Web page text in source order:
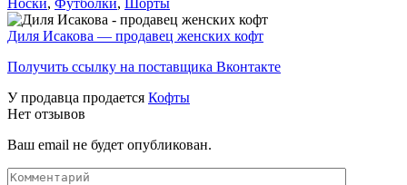
Диля Исакова — продавец женских кофт
Получить ссылку на поставщика Вконтакте
У продавца продается Кофты
Нет отзывов
Ваш email не будет опубликован.